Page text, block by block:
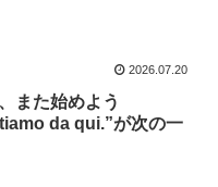
2026.07.20
また始めよう
da qui.”が次の一